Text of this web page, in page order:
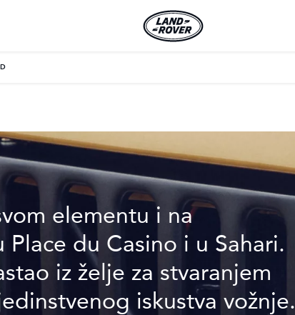
SUV
elementu i na
du Casino i u Sahari.
iz želje za stvaranjem
iskustva vožnje.